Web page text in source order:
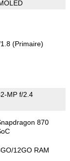
(Primaire)
MP f/2.4
870
12GO RAM